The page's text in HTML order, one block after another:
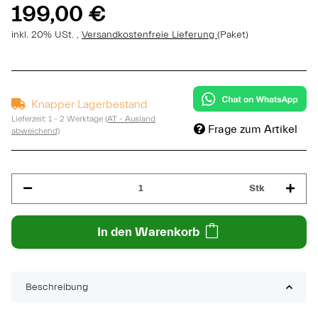
199,00 €
inkl. 20% USt. , Versandkostenfreie Lieferung (Paket)
Knapper Lagerbestand
Lieferzeit: 1 - 2 Werktage (AT - Ausland
abweichend)
Frage zum Artikel
Stk
In den Warenkorb
Beschreibung